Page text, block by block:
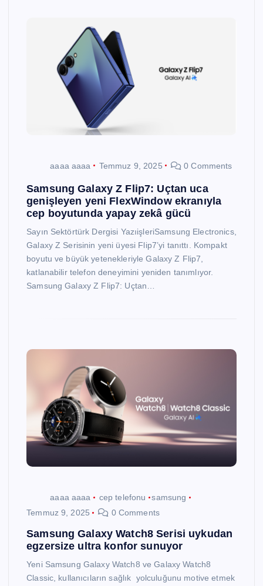
aaaa aaaa Temmuz 9, 2025 0 Comments
Samsung Galaxy Z Flip7: Uçtan uca
genişleyen yeni FlexWindow ekranıyla
cep boyutunda yapay zekâ gücü
Sayın Sektörtürk Dergisi YazıişleriSamsung Electronics,
Galaxy Z Serisinin yeni üyesi Flip7’yi tanıttı. Kompakt
boyutu ve büyük yetenekleriyle Galaxy Z Flip7,
katlanabilir telefon deneyimini yeniden tanımlıyor.
Samsung Galaxy Z Flip7: Uçtan…
aaaa aaaa cep telefonu
samsung
Temmuz 9, 2025
0 Comments
Samsung Galaxy Watch8 Serisi uykudan
egzersize ultra konfor sunuyor
Yeni Samsung Galaxy Watch8 ve Galaxy Watch8
Classic, kullanıcıların sağlık yolculuğunu motive etmek